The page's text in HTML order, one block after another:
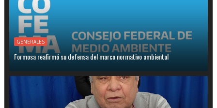
GENERALES
Formosa reafirmó su defensa del marco normativo ambiental